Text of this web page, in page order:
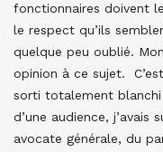
fonctionnaires doivent
le respect qu’ils
quelque peu oublié.
opinion à ce sujet.
sorti totalement
d’une audience, j’avais
avocate générale, du